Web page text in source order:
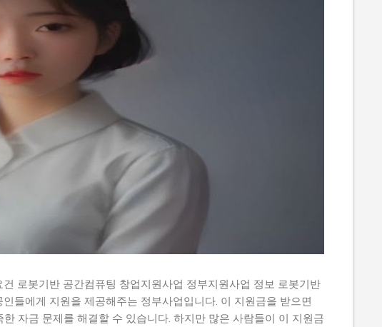
로봇기반 공간컴퓨팅 창업지원사업 정부지원사업 정보 로봇기반
들에게 지원을 제공해주는 정부사업입니다. 이 지원금을 받으면
자금 문제를 해결할 수 있습니다. 하지만 많은 사람들이 이 지원금